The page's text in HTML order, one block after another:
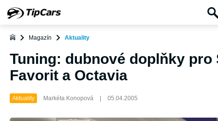
Magazín Aktuality
Tuning: dubnové doplňky pro
Favorit a Octavia
Aktuality Markéta Konopová 05.04.2005